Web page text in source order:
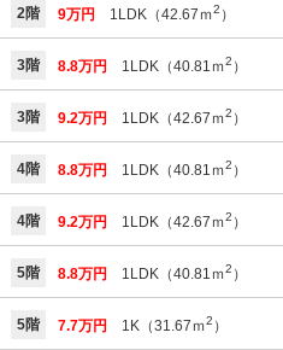
2階 9万円 1LDK（42.67ｍ2 ）
3階 8.8万円 1LDK（40.81ｍ2 ）
3階 9.2万円 1LDK（42.67ｍ2 ）
4階 8.8万円 1LDK（40.81ｍ2 ）
4階 9.2万円 1LDK（42.67ｍ2 ）
5階 8.8万円 1LDK（40.81ｍ2 ）
5階 7.7万円 1K（31.67ｍ2 ）